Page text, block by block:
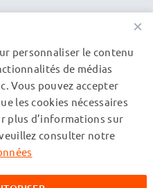
citées sont des
×
personnaliser le contenu
de médias
Vous pouvez accepter
les cookies nécessaires
plus d’informations sur
consulter notre